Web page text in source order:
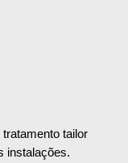
tailor
instalações.